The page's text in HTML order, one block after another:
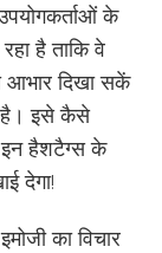
के
है ताकि वे
आभार दिखा सकें
है। इसे कैसे
हैशटैग्स के
देगा!
का विचार